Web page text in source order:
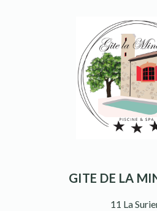
GITE DE LA
11 La